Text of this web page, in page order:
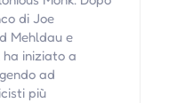
di Joe
Mehldau e
ha iniziato a
ad
più